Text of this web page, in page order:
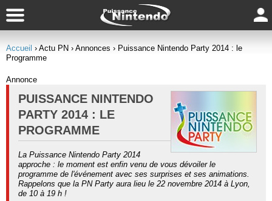
Accueil › Actu PN › Annonces › Puissance Nintendo Party 2014 : le
Programme
Annonce
PUISSANCE NINTENDO
PARTY 2014 : LE
PROGRAMME
La Puissance Nintendo Party 2014
approche : le moment est enfin venu de vous dévoiler le
programme de l'événement avec ses surprises et ses animations.
Rappelons que la PN Party aura lieu le 22 novembre 2014 à Lyon,
de 10 à 19 h !